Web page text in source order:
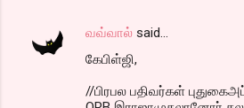
வவ்வால் said…
கேபிள்ஜி,
//பிரபல பதிவர்கள்